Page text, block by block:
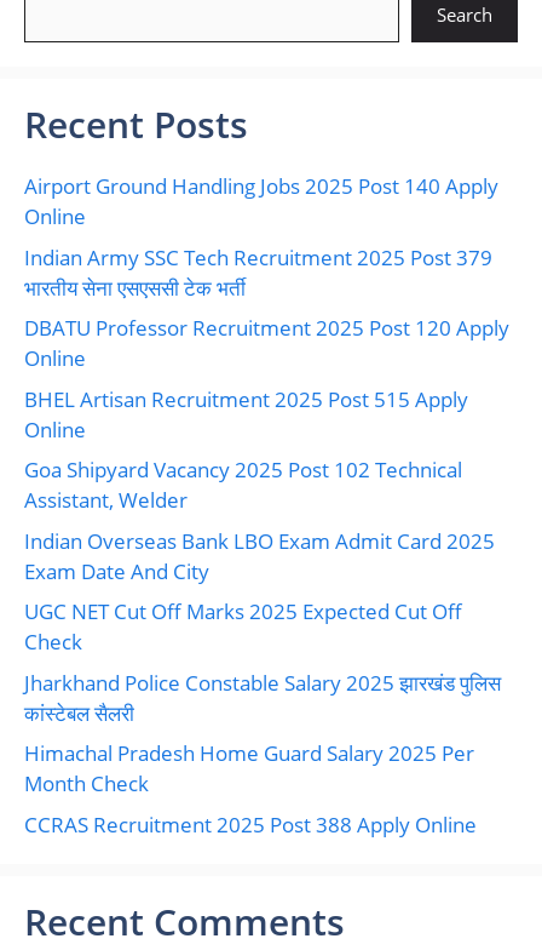
Search
Recent Posts
Airport Ground Handling Jobs 2025 Post 140 Apply
Online
Indian Army SSC Tech Recruitment 2025 Post 379
भारतीय सेना एसएससी टेक भर्ती
DBATU Professor Recruitment 2025 Post 120 Apply
Online
BHEL Artisan Recruitment 2025 Post 515 Apply
Online
Goa Shipyard Vacancy 2025 Post 102 Technical
Assistant, Welder
Indian Overseas Bank LBO Exam Admit Card 2025
Exam Date And City
UGC NET Cut Off Marks 2025 Expected Cut Off
Check
Jharkhand Police Constable Salary 2025 झारखंड पुलिस
कांस्टेबल सैलरी
Himachal Pradesh Home Guard Salary 2025 Per
Month Check
CCRAS Recruitment 2025 Post 388 Apply Online
Recent Comments